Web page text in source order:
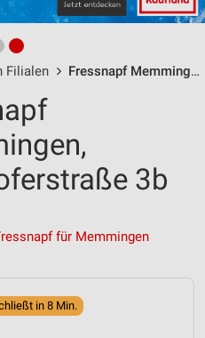
Filialen Fressnapf Memmingen / Goldhoferstraße 3b - Öffnungszeiten & Adresse
3b
für Memmingen
in 8 Min.